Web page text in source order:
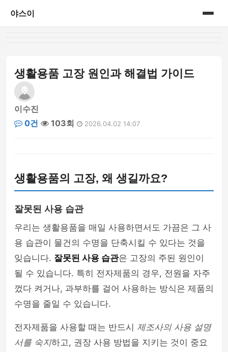
야스이
생활용품 고장 원인과 해결법 가이드
이수진
0건
103회 2026.04.02 14:07
생활용품의 고장, 왜 생길까요?
잘못된 사용 습관
우리는 생활용품을 매일 사용하면서도 가끔은 그 사
용 습관이 물건의 수명을 단축시킬 수 있다는 것을
잊습니다. 잘못된 사용 습관은 고장의 주된 원인이
될 수 있습니다. 특히 전자제품의 경우, 전원을 자주
껐다 켜거나, 과부하를 걸어 사용하는 방식은 제품의
수명을 줄일 수 있습니다.
전자제품을 사용할 때는 반드시 제조사의 사용 설명
서를 숙지하고, 권장 사용 방법을 지키는 것이 중요